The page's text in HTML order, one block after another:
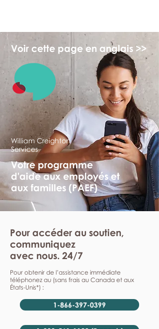
Voir cette page en anglais >>
William Creighton
Services
Votre programme
d'aide aux employés et
aux familles (PAEF)
Pour accéder au soutien,
communiquez
avec nous. 24/7
Pour obtenir de l’assistance immédiate
téléphonez au (sans frais au Canada et aux
États-Unis*) :
1-866-397-0399